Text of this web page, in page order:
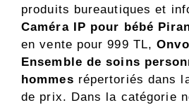
produits bureautiques et
Caméra IP pour bébé
en vente pour 999 TL,
Ensemble de soins
hommes répertoriés dans
de prix. Dans la catégorie